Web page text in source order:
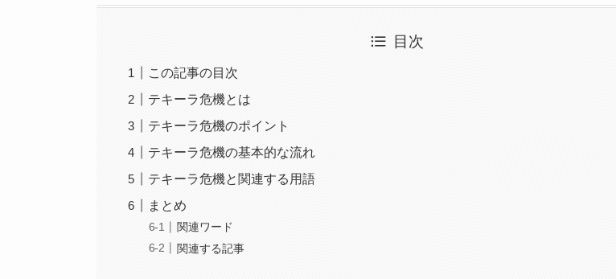
目次
この記事の目次
テキーラ危機とは
テキーラ危機のポイント
テキーラ危機の基本的な流れ
テキーラ危機と関連する用語
まとめ
関連ワード
関連する記事